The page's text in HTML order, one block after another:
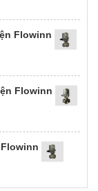
Flowinn
Flowinn